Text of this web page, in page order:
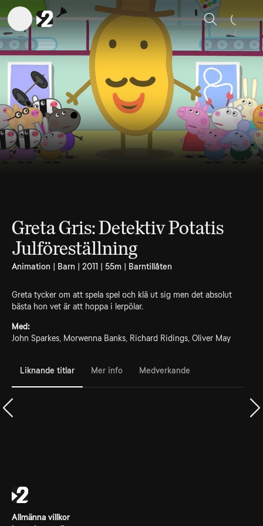
Sök
Greta Gris: Detektiv Potatis
Julföreställning
Animation | Barn | 2011 | 55m | Barntillåten
Greta tycker om att spela spel och klä ut sig men det absolut
bästa hon vet är att hoppa i lerpölar.
Med:
John Sparkes, Morwenna Banks, Richard Ridings, Oliver May
Liknande titlar Mer info Medverkande
Allmänna villkor